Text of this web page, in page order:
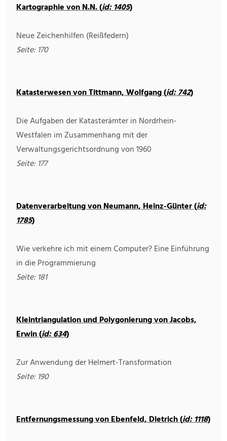
Kartographie von N.N. (id: 1405)
Neue Zeichenhilfen (Reißfedern)
Seite: 170
Katasterwesen von Tittmann, Wolfgang (id: 742)
Die Aufgaben der Katasterämter in Nordrhein-
Westfalen im Zusammenhang mit der
Verwaltungsgerichtsordnung von 1960
Seite: 177
Datenverarbeitung von Neumann, Heinz-Günter (id:
1785)
Wie verkehre ich mit einem Computer? Eine Einführung
in die Programmierung
Seite: 181
Kleintriangulation und Polygonierung von Jacobs,
Erwin (id: 634)
Zur Anwendung der Helmert-Transformation
Seite: 190
Entfernungsmessung von Ebenfeld, Dietrich (id: 1118)